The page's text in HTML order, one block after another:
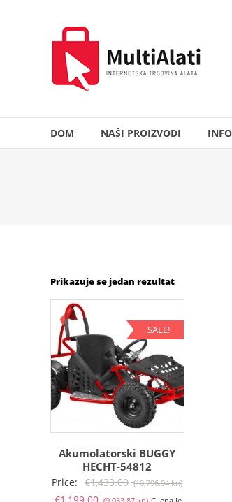
MultiAlati
Internetska
trgovina
alata
DOM NAŠI PROIZVODI
Prikazuje se jedan rezultat
SALE!
Akumolatorski BUGGY
HECHT-54812
Price: €1,433.00 (10,796.94 kn)Izvorna
Trenutna